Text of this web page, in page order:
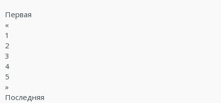
Первая
«
1
2
3
4
5
»
Последняя